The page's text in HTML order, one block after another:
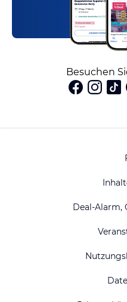
Besuchen
Deal-Alarm,